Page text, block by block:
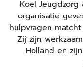
Koel Jeugdzorg
organisatie
hulpvragen
Zij zijn
Holland en